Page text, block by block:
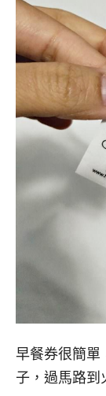
早餐券很簡單
子，過馬路到